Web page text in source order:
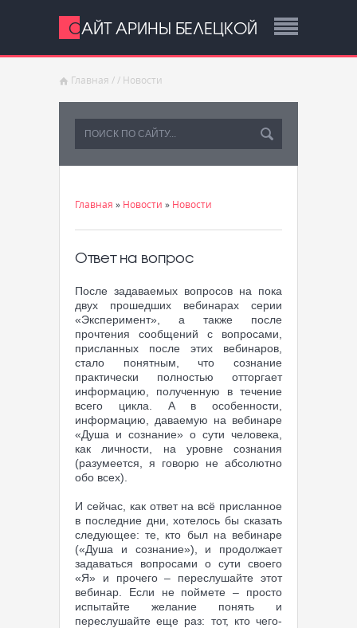
САЙТ АРИНЫ БЕЛЕЦКОЙ
Главная / / Новости
Главная » Новости » Новости
Ответ на вопрос
После задаваемых вопросов на пока
двух прошедших вебинарах серии
«Эксперимент», а также после
прочтения сообщений с вопросами,
присланных после этих вебинаров,
стало понятным, что сознание
практически полностью отторгает
информацию, полученную в течение
всего цикла. А в особенности,
информацию, даваемую на вебинаре
«Душа и сознание» о сути человека,
как личности, на уровне сознания
(разумеется, я говорю не абсолютно
обо всех).
И сейчас, как ответ на всё присланное
в последние дни, хотелось бы сказать
следующее: те, кто был на вебинаре
(«Душа и сознание»), и продолжает
задаваться вопросами о сути своего
«Я» и прочего – переслушайте этот
вебинар. Если не поймете – просто
испытайте желание понять и
переслушайте еще раз: тот, кто чего-